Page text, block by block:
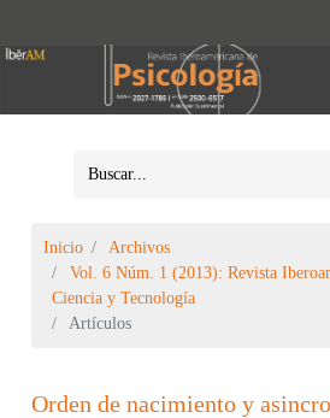
Inicio
Archivos
Vol. 6 Núm. 1 (2013): Revista
Ciencia y Tecnología
Artículos
Orden de nacimiento y